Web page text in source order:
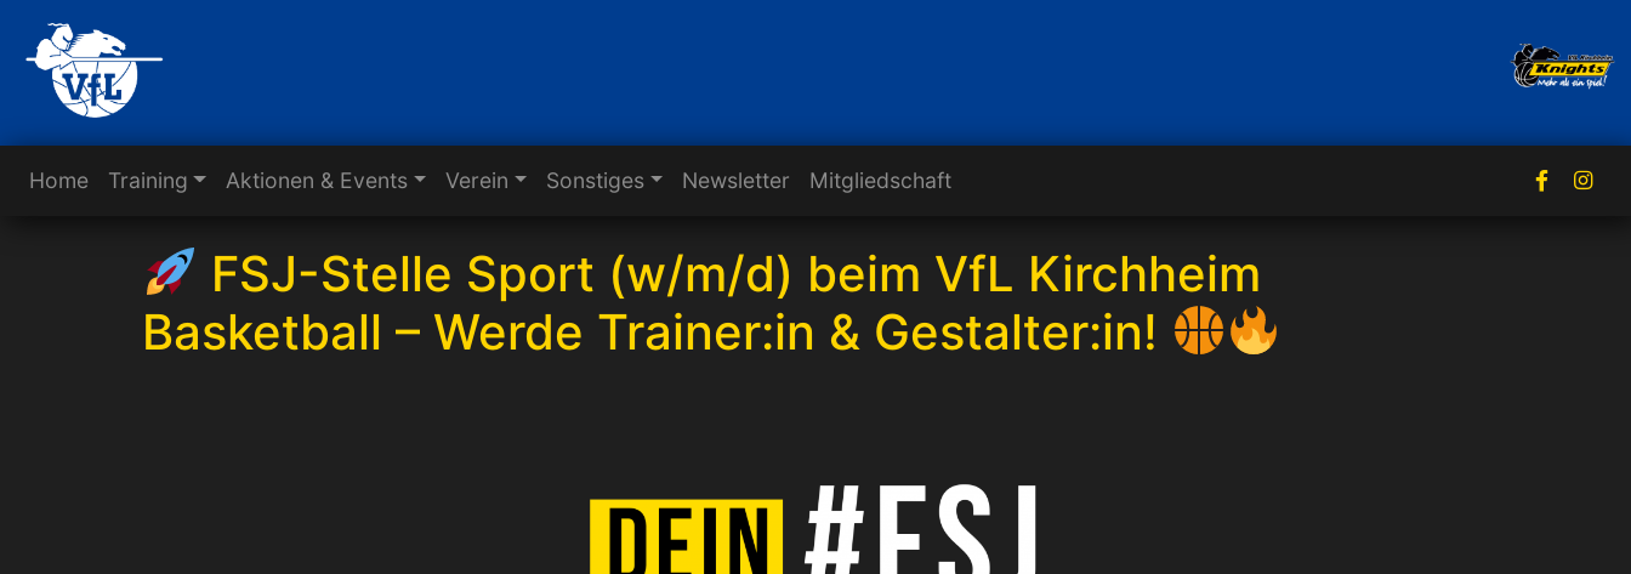
Home Training Aktionen & Events Verein Sonstiges Newsletter Mitgliedschaft
FSJ-Stelle Sport (w/m/d) beim VfL Kirchheim
Basketball – Werde Trainer:in & Gestalter:in!